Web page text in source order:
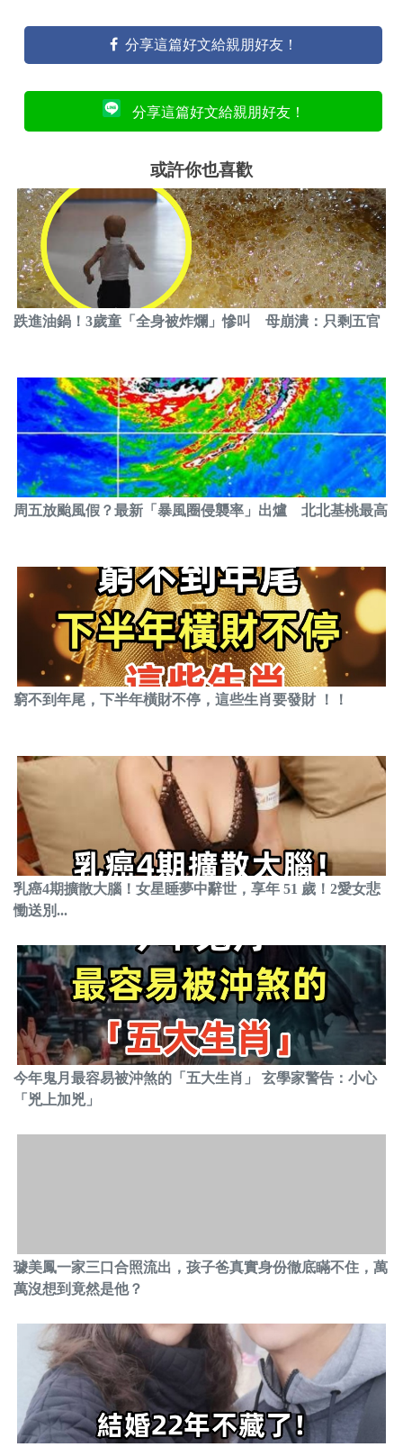
分享這篇好文給親朋好友！
分享這篇好文給親朋好友！
或許你也喜歡
跌進油鍋！3歲童「全身被炸爛」慘叫 母崩潰：只剩五官
周五放颱風假？最新「暴風圈侵襲率」出爐 北北基桃最高
窮不到年尾，下半年橫財不停，這些生肖要發財 ！！
乳癌4期擴散大腦！女星睡夢中辭世，享年 51 歲！2愛女悲
慟送別...
今年鬼月最容易被沖煞的「五大生肖」 玄學家警告：小心
「兇上加兇」
璩美鳳一家三口合照流出，孩子爸真實身份徹底瞞不住，萬
萬沒想到竟然是他？